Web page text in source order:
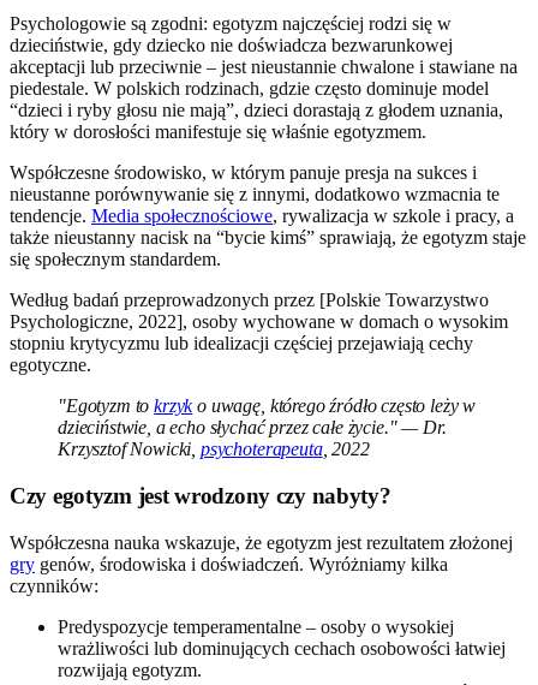
Psychologowie są zgodni: egotyzm najczęściej rodzi się w
dzieciństwie, gdy dziecko nie doświadcza bezwarunkowej
akceptacji lub przeciwnie – jest nieustannie chwalone i stawiane na
piedestale. W polskich rodzinach, gdzie często dominuje model
“dzieci i ryby głosu nie mają”, dzieci dorastają z głodem uznania,
który w dorosłości manifestuje się właśnie egotyzmem.
Współczesne środowisko, w którym panuje presja na sukces i
nieustanne porównywanie się z innymi, dodatkowo wzmacnia te
tendencje. Media społecznościowe, rywalizacja w szkole i pracy, a
także nieustanny nacisk na “bycie kimś” sprawiają, że egotyzm staje
się społecznym standardem.
Według badań przeprowadzonych przez [Polskie Towarzystwo
Psychologiczne, 2022], osoby wychowane w domach o wysokim
stopniu krytycyzmu lub idealizacji częściej przejawiają cechy
egotyczne.
"Egotyzm tokrzyko uwagę, którego źródło często leży w
dzieciństwie, a echo słychać przez całe życie." — Dr.
Krzysztof Nowicki, psychoterapeuta, 2022
Czy egotyzm jest wrodzony czy nabyty?
Współczesna nauka wskazuje, że egotyzm jest rezultatem złożonej
gry genów, środowiska i doświadczeń. Wyróżniamy kilka
czynników:
Predyspozycje temperamentalne – osoby o wysokiej
wrażliwości lub dominujących cechach osobowości łatwiej
rozwijają egotyzm.